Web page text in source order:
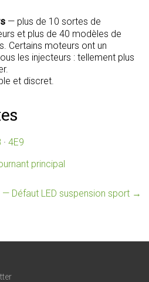
— plus de 10 sortes de
et plus de 40 modèles de
Certains moteurs ont un
les injecteurs : tellement plus
et discret.
·4E9
principal
— Défaut LED suspension sport →